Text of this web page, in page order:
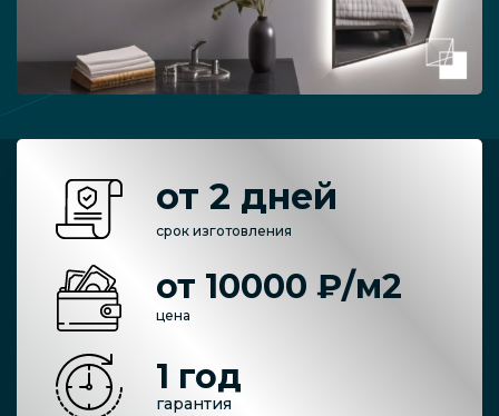
от 2 дней
срок изготовления
от 10000 ₽/м2
цена
1 год
гарантия